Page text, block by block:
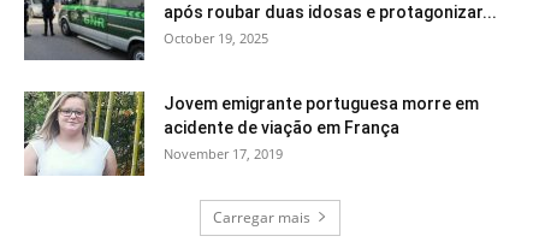
após roubar duas idosas e protagonizar...
October 19, 2025
Jovem emigrante portuguesa morre em
acidente de viação em França
November 17, 2019
Carregar mais